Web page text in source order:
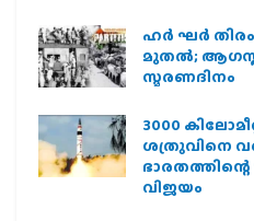
ഹര്‍ ഘര്‍
മുതല്‍; ആഗസ്ത്
സ്മരണദിനം
3000
ശത്രുവിനെ
വിജയം